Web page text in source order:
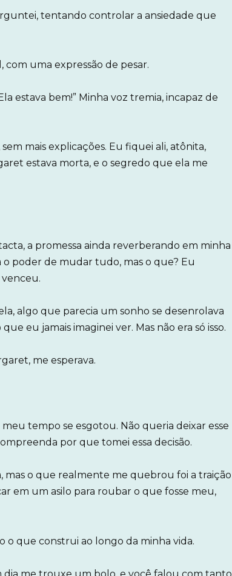
tentando controlar a ansiedade que
com uma expressão de pesar.
estava bem!” Minha voz tremia, incapaz de
mais explicações. Eu fiquei ali, atônita,
estava morta, e o segredo que ela me
a promessa ainda reverberando em minha
poder de mudar tudo, mas o que? Eu
venceu.
algo que parecia um sonho se desenrolava
eu jamais imaginei ver. Mas não era só isso.
me esperava.
tempo se esgotou. Não queria deixar esse
por que tomei essa decisão.
mas o que realmente me quebrou foi a traição
em um asilo para roubar o que fosse meu,
o que construi ao longo da minha vida.